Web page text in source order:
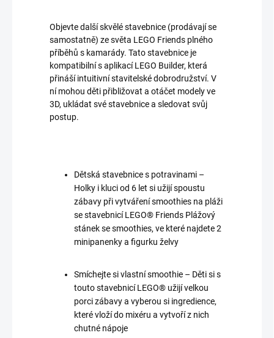
Objevte další skvělé stavebnice (prodávají se
samostatně) ze světa LEGO Friends plného
příběhů s kamarády. Tato stavebnice je
kompatibilní s aplikací LEGO Builder, která
přináší intuitivní stavitelské dobrodružství. V
ní mohou děti přibližovat a otáčet modely ve
3D, ukládat své stavebnice a sledovat svůj
postup.
Dětská stavebnice s potravinami –
Holky i kluci od 6 let si užijí spoustu
zábavy při vytváření smoothies na pláži
se stavebnicí LEGO® Friends Plážový
stánek se smoothies, ve které najdete 2
minipanenky a figurku želvy
Smíchejte si vlastní smoothie – Děti si s
touto stavebnicí LEGO® užijí velkou
porci zábavy a vyberou si ingredience,
které vloží do mixéru a vytvoří z nich
chutné nápoje